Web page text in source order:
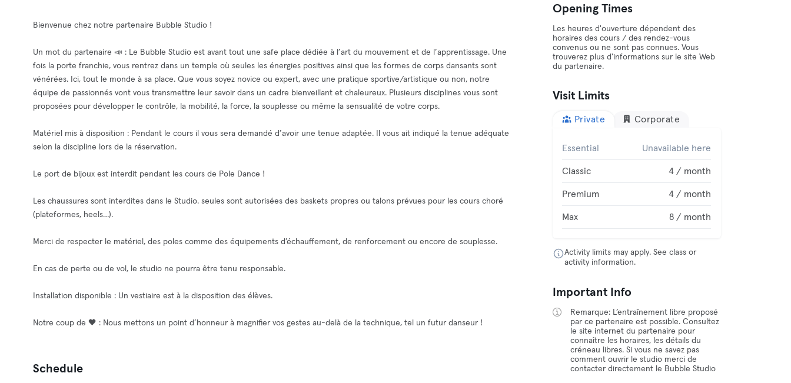
Bienvenue chez notre partenaire Bubble Studio !
Un mot du partenaire 📣 : Le Bubble Studio est avant tout une safe place dédiée à l’art du mouvement et de l’apprentissage. Une
fois la porte franchie, vous rentrez dans un temple où seules les énergies positives ainsi que les formes de corps dansants sont
vénérées. Ici, tout le monde à sa place. Que vous soyez novice ou expert, avec une pratique sportive/artistique ou non, notre
équipe de passionnés vont vous transmettre leur savoir dans un cadre bienveillant et chaleureux. Plusieurs disciplines vous sont
proposées pour développer le contrôle, la mobilité, la force, la souplesse ou même la sensualité de votre corps.
Matériel mis à disposition : Pendant le cours il vous sera demandé d’avoir une tenue adaptée. Il vous ait indiqué la tenue adéquate
selon la discipline lors de la réservation.
Le port de bijoux est interdit pendant les cours de Pole Dance !
Les chaussures sont interdites dans le Studio. seules sont autorisées des baskets propres ou talons prévues pour les cours choré
(plateformes, heels…).
Merci de respecter le matériel, des poles comme des équipements d’échauffement, de renforcement ou encore de souplesse.
En cas de perte ou de vol, le studio ne pourra être tenu responsable.
Installation disponible : Un vestiaire est à la disposition des élèves.
Notre coup de 🖤 : Nous mettons un point d’honneur à magnifier vos gestes au-delà de la technique, tel un futur danseur !
Schedule
Opening Times
Les heures d'ouverture dépendent des
horaires des cours / des rendez-vous
convenus ou ne sont pas connues. Vous
trouverez plus d'informations sur le site Web
du partenaire.
Visit Limits
Private Corporate
Essential Unavailable here
Classic 4 / month
Premium 4 / month
Max 8 / month
Activity limits may apply. See class or
activity information.
Important Info
Remarque: L’entraînement libre proposé
par ce partenaire est possible. Consultez
le site internet du partenaire pour
connaître les horaires, les détails du
créneau libres. Si vous ne savez pas
comment ouvrir le studio merci de
contacter directement le Bubble Studio